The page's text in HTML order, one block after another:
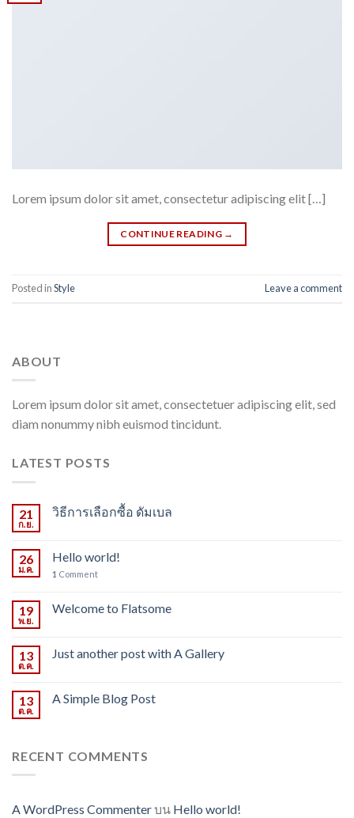
Lorem ipsum dolor sit amet, consectetur adipiscing elit […]
CONTINUE READING →
Posted inStyle Leave a comment
ABOUT
Lorem ipsum dolor sit amet, consectetuer adipiscing elit, sed
diam nonummy nibh euismod tincidunt.
LATEST POSTS
21
ก.ย.
วิธีการเลือกซื้อ ดัมเบล
26
ม.ค.
Hello world!
1 Comment
19
พ.ย.
Welcome to Flatsome
13
ต.ค.
Just another post with A Gallery
13
ต.ค.
A Simple Blog Post
RECENT COMMENTS
A WordPress Commenterบน Hello world!